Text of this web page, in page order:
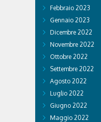
Febbraio 2023
Gennaio 2023
Dicembre 2022
Novembre 2022
Ottobre 2022
Settembre 2022
Agosto 2022
Luglio 2022
Giugno 2022
Maggio 2022